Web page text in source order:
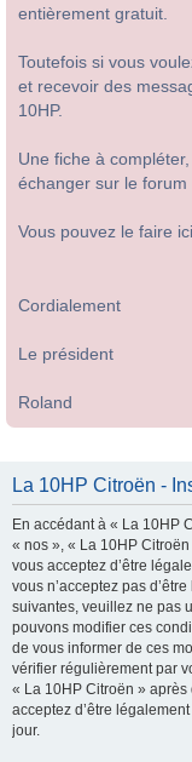
entièrement gratuit.
Toutefois si vous
et recevoir des
10HP.
Une fiche à
échanger sur le forum
Vous pouvez le faire
Cordialement
Le président
Roland
La 10HP Citroën -
En accédant à « La 10HP
« nos », « La 10HP
vous acceptez d’être
vous n’acceptez pas
suivantes, veuillez ne pas
pouvons modifier ces
de vous informer de ces
vérifier régulièrement par
« La 10HP Citroën »
acceptez d’être
jour.